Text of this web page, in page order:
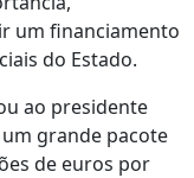
um financiamento
do Estado.
ao presidente
grande pacote
de euros por